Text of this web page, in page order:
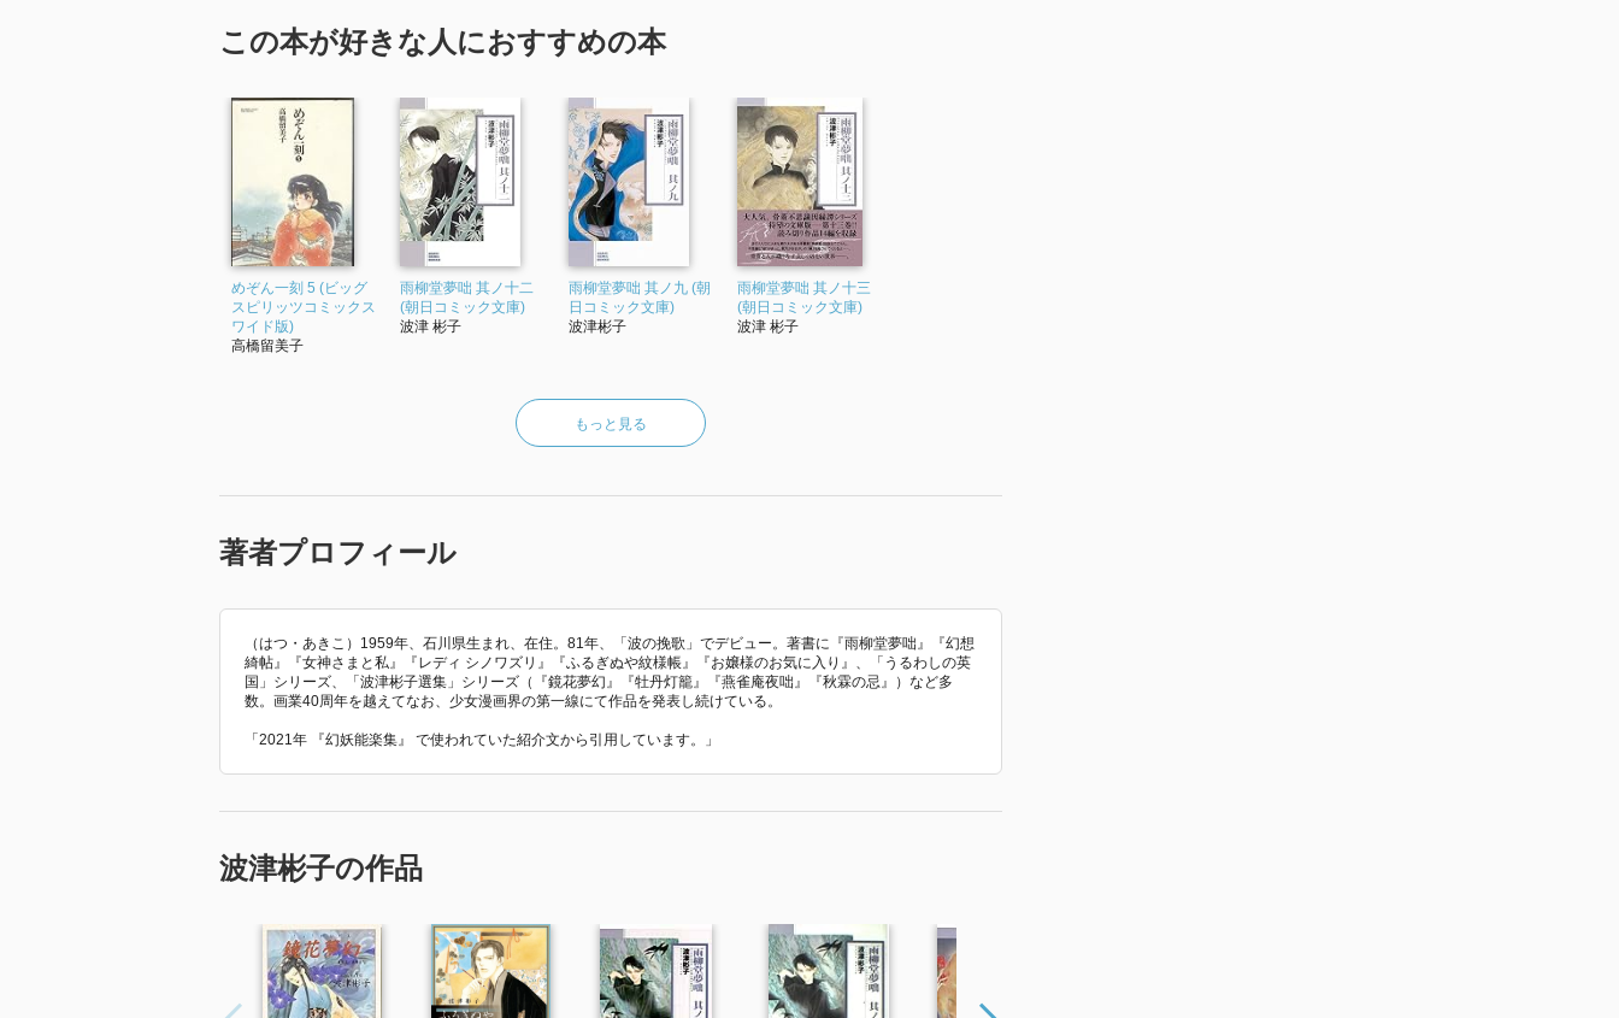
この本が好きな人におすすめの本
めぞん一刻 5 (ビッグ
スピリッツコミックス
ワイド版)
高橋留美子
雨柳堂夢咄 其ノ十二
(朝日コミック文庫)
波津 彬子
雨柳堂夢咄 其ノ九 (朝
日コミック文庫)
波津彬子
雨柳堂夢咄 其ノ十三
(朝日コミック文庫)
波津 彬子
もっと見る
著者プロフィール
（はつ・あきこ）1959年、石川県生まれ、在住。81年、「波の挽歌」でデビュー。著書に『雨柳堂夢咄』『幻想
綺帖』『女神さまと私』『レディ シノワズリ』『ふるぎぬや紋様帳』『お嬢様のお気に入り』、「うるわしの英
国」シリーズ、「波津彬子選集」シリーズ（『鏡花夢幻』『牡丹灯籠』『燕雀庵夜咄』『秋霖の忌』）など多
数。画業40周年を越えてなお、少女漫画界の第一線にて作品を発表し続けている。
「2021年 『幻妖能楽集』 で使われていた紹介文から引用しています。」
波津彬子の作品